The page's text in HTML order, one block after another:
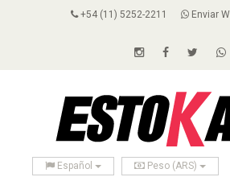
+54 (11) 5252-2211 Enviar
Español Peso (ARS)